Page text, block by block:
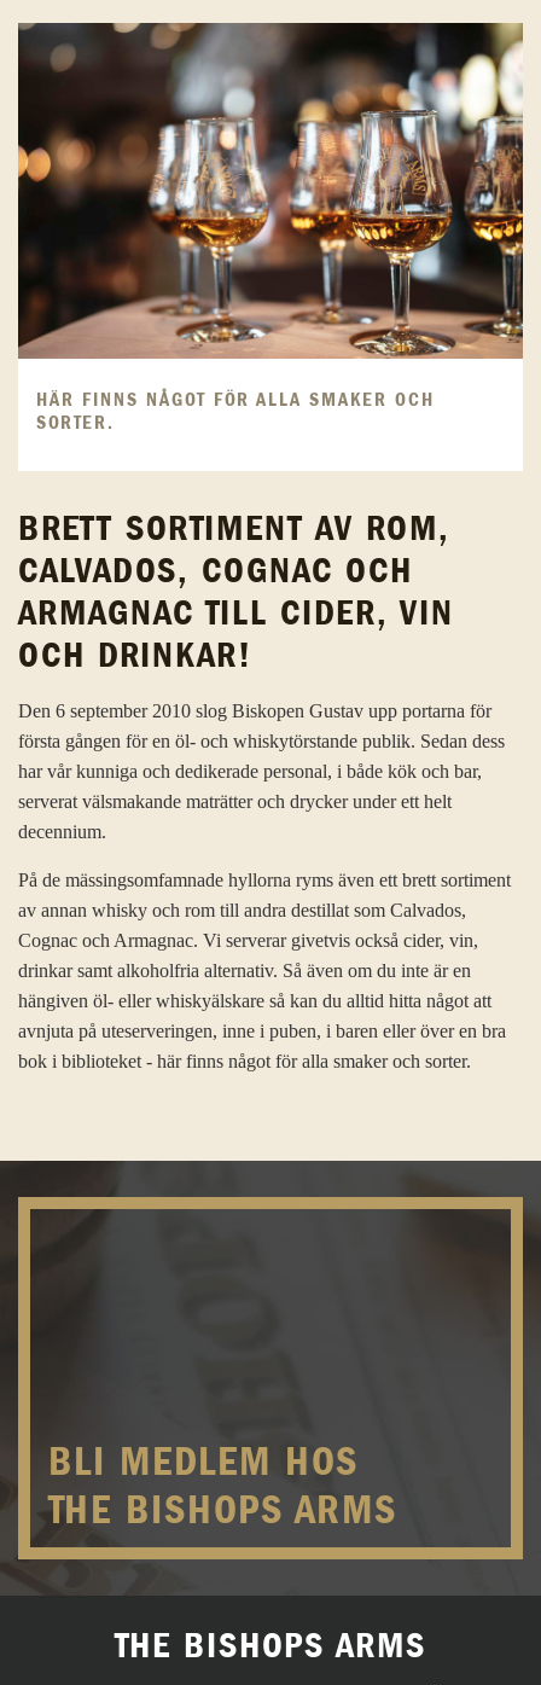
HÄR FINNS NÅGOT FÖR ALLA SMAKER OCH
SORTER.
BRETT SORTIMENT AV ROM,
CALVADOS, COGNAC OCH
ARMAGNAC TILL CIDER, VIN
OCH DRINKAR!
Den 6 september 2010 slog Biskopen Gustav upp portarna för
första gången för en öl- och whiskytörstande publik. Sedan dess
har vår kunniga och dedikerade personal, i både kök och bar,
serverat välsmakande maträtter och drycker under ett helt
decennium.
På de mässingsomfamnade hyllorna ryms även ett brett sortiment
av annan whisky och rom till andra destillat som Calvados,
Cognac och Armagnac. Vi serverar givetvis också cider, vin,
drinkar samt alkoholfria alternativ. Så även om du inte är en
hängiven öl- eller whiskyälskare så kan du alltid hitta något att
avnjuta på uteserveringen, inne i puben, i baren eller över en bra
bok i biblioteket - här finns något för alla smaker och sorter.
BLI MEDLEM HOS
THE BISHOPS ARMS
THE BISHOPS ARMS